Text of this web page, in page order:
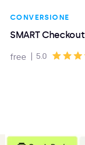
CONVERSIONE
SMART Checkout
free | 5.0